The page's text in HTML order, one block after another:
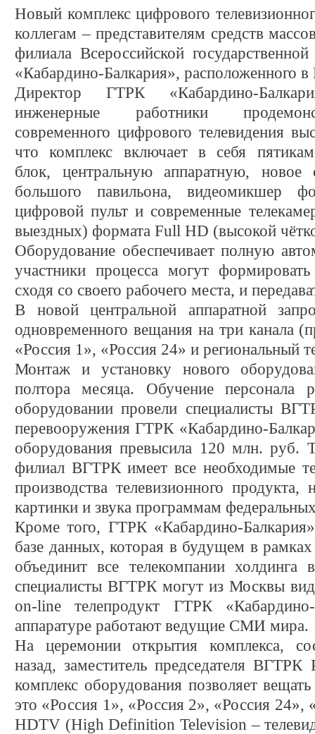
Новый комплекс цифрового
коллегам – представителям средств
филиала Всероссийской
«Кабардино-Балкария», расположенного
Директор ГТРК «Кабардино-
инженерные работники
современного цифрового телевидения
что комплекс включает в себя
блок, центральную аппаратную, новое
большого павильона, видеомикшер
цифровой пульт и современные
выездных) формата Full HD (высокой
Оборудование обеспечивает полную
участники процесса могут
сходя со своего рабочего места, и
В новой центральной аппаратной
одновременного вещания на три канала
«Россия 1», «Россия 24» и региональный
Монтаж и установку нового
полтора месяца. Обучение
оборудовании провели специалисты
перевооружения ГТРК «Кабардино-
оборудования превысила 120 млн. руб.
филиал ВГТРК имеет все необходимые
производства телевизионного
картинки и звука программам
Кроме того, ГТРК «Кабардино-
базе данных, которая в будущем в
объединит все телекомпании
специалисты ВГТРК могут из Москвы
on-line телепродукт ГТРК
аппаратуре работают ведущие СМИ мира.
На церемонии открытия комплекса,
назад, заместитель председателя
комплекс оборудования позволяет
это «Россия 1», «Россия 2», «Россия 24»,
HDTV (High Definition Television –